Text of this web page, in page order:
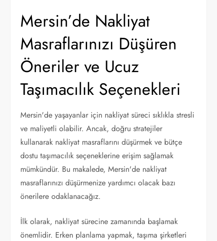
Mersin’de Nakliyat
Masraflarınızı Düşüren
Öneriler ve Ucuz
Taşımacılık Seçenekleri
Mersin'de yaşayanlar için nakliyat süreci sıklıkla stresli
ve maliyetli olabilir. Ancak, doğru stratejiler
kullanarak nakliyat masraflarını düşürmek ve bütçe
dostu taşımacılık seçeneklerine erişim sağlamak
mümkündür. Bu makalede, Mersin'de nakliyat
masraflarınızı düşürmenize yardımcı olacak bazı
önerilere odaklanacağız.
İlk olarak, nakliyat sürecine zamanında başlamak
önemlidir. Erken planlama yapmak, taşıma şirketleri